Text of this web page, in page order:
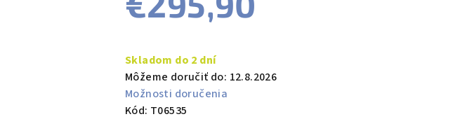
cena:
Skladom do 2 dní
Môžeme doručiť do: 12.8.2026
Možnosti doručenia
Kód: T06535